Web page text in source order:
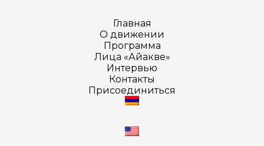
Главная
О движении
Программа
Лица «Айакве»
Интервью
Контакты
Присоединиться